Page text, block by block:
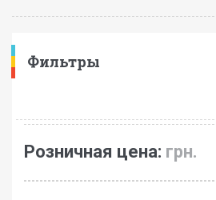
Фильтры
Розничная цена: грн.